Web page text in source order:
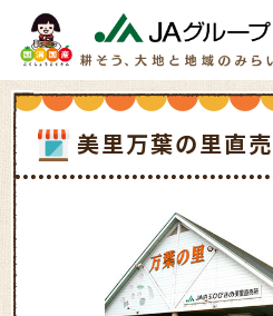
美里万葉の里直